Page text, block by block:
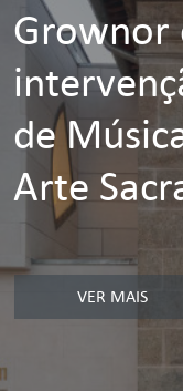
Grownor
de
Arte
VER MAIS